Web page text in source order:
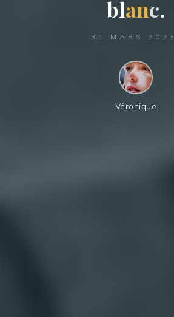
b
blanc.
31 MARS 2023
Véronique